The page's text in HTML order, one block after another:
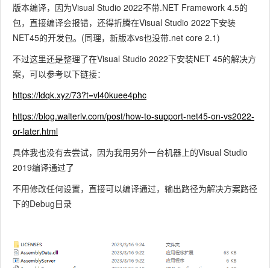
版本编译，因为Visual Studio 2022不带.NET Framework 4.5的
包，直接编译会报错，还得折腾在Visual Studio 2022下安装
NET45的开发包。(同理，新版本vs也没带.net core 2.1)
不过这里还是整理了在Visual Studio 2022下安装NET 45的解决方
案，可以参考以下链接：
https://ldqk.xyz/73?t=vl40kuee4phc
https://blog.walterlv.com/post/how-to-support-net45-on-vs2022-
or-later.html
具体我也没有去尝试，因为我用另外一台机器上的Visual Studio
2019编译通过了
不用修改任何设置，直接可以编译通过，输出路径为解决方案路径
下的Debug目录